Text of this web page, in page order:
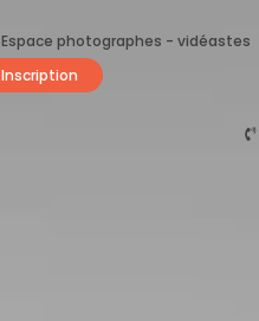
Espace photographes - vidéastes
Inscription